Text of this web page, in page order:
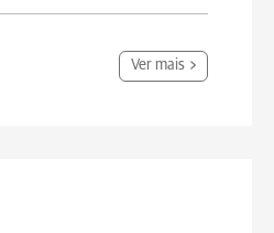
Ver mais